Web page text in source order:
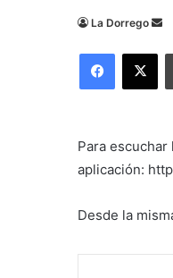
La Dorrego
Facebook
X
Para
aplicación:
Desde la